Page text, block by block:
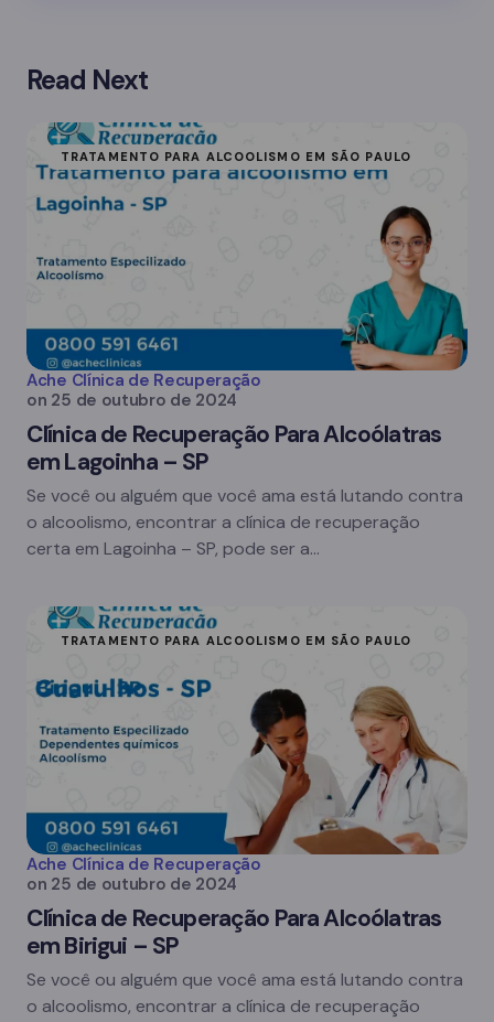
Read Next
TRATAMENTO PARA ALCOOLISMO EM SÃO PAULO
Ache Clínica de Recuperação
on 25 de outubro de 2024
Clínica de Recuperação Para Alcoólatras
em Lagoinha – SP
Se você ou alguém que você ama está lutando contra
o alcoolismo, encontrar a clínica de recuperação
certa em Lagoinha – SP, pode ser a…
TRATAMENTO PARA ALCOOLISMO EM SÃO PAULO
Ache Clínica de Recuperação
on 25 de outubro de 2024
Clínica de Recuperação Para Alcoólatras
em Birigui – SP
Se você ou alguém que você ama está lutando contra
o alcoolismo, encontrar a clínica de recuperação